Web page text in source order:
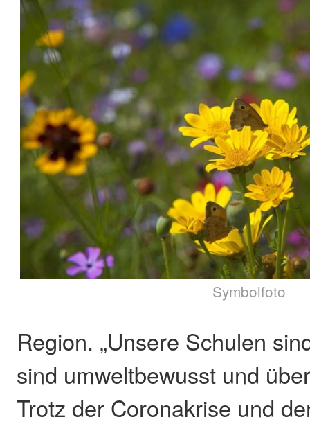
Symbolfoto
Region. „Unsere Schulen
sind umweltbewusst und
Trotz der Coronakrise und